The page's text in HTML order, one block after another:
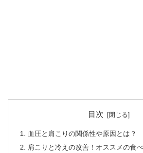
目次
血圧と肩こりの関係性や原因とは？
肩こりと冷えの改善！オススメの食